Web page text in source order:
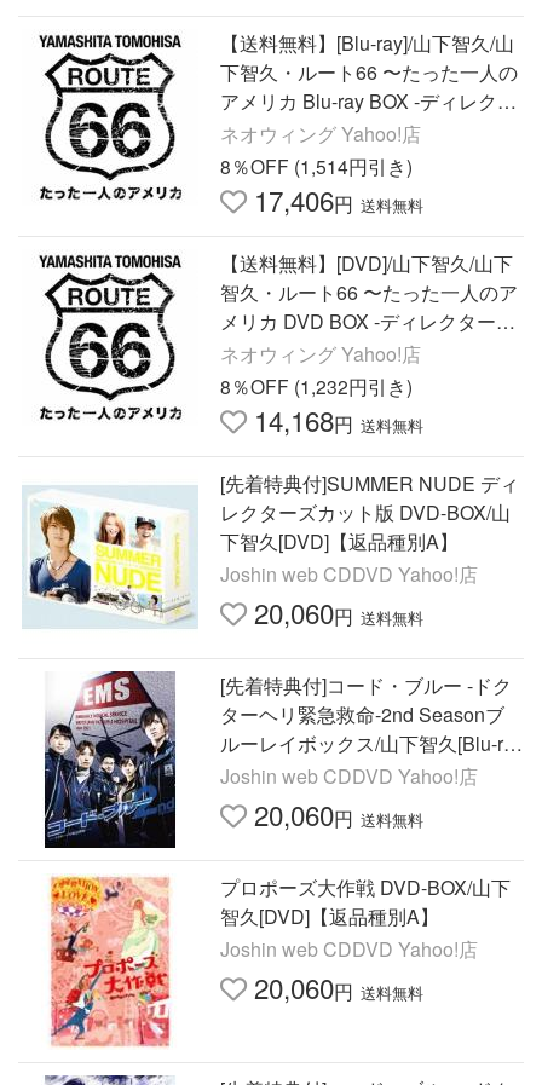
【送料無料】[Blu-ray]/山下智久/山
下智久・ルート66 〜たった一人の
アメリカ Blu-ray BOX -ディレクタ
ーズカット・エディション- [Blu-ra
y]
ネオウィング Yahoo!店
8％OFF (1,514円引き)
17,406円 送料無料
【送料無料】[DVD]/山下智久/山下
智久・ルート66 〜たった一人のア
メリカ DVD BOX -ディレクターズ
カット・エディション-
ネオウィング Yahoo!店
8％OFF (1,232円引き)
14,168円 送料無料
[先着特典付]SUMMER NUDE ディ
レクターズカット版 DVD-BOX/山
下智久[DVD]【返品種別A】
Joshin web CDDVD Yahoo!店
20,060円 送料無料
[先着特典付]コード・ブルー -ドク
ターヘリ緊急救命-2nd Seasonブ
ルーレイボックス/山下智久[Blu-ra
y]【返品種別A】
Joshin web CDDVD Yahoo!店
20,060円 送料無料
プロポーズ大作戦 DVD-BOX/山下
智久[DVD]【返品種別A】
Joshin web CDDVD Yahoo!店
20,060円 送料無料